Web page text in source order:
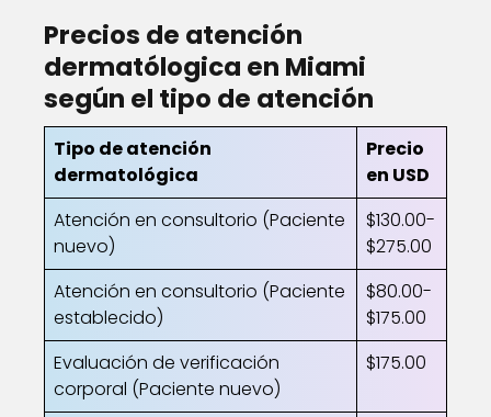
Precios de atención
dermatólogica en Miami
según el tipo de atención
Tipo de atención
dermatológica
Precio
en USD
Atención en consultorio (Paciente
nuevo)
$130.00-
$275.00
Atención en consultorio (Paciente
establecido)
$80.00-
$175.00
Evaluación de verificación
corporal (Paciente nuevo)
$175.00